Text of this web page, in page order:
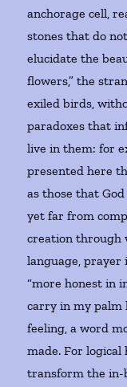
anchorage cell,
stones that do
elucidate the
flowers,” the
exiled birds,
paradoxes that
live in them: for
presented here
as those that
yet far from
creation through
language, prayer
“more honest in
carry in my palm
feeling, a word
made. For
transform the in-